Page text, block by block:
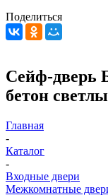
Поделиться
Сейф-дверь
бетон
Главная
-
Каталог
-
Входные двери
Межкомнатные